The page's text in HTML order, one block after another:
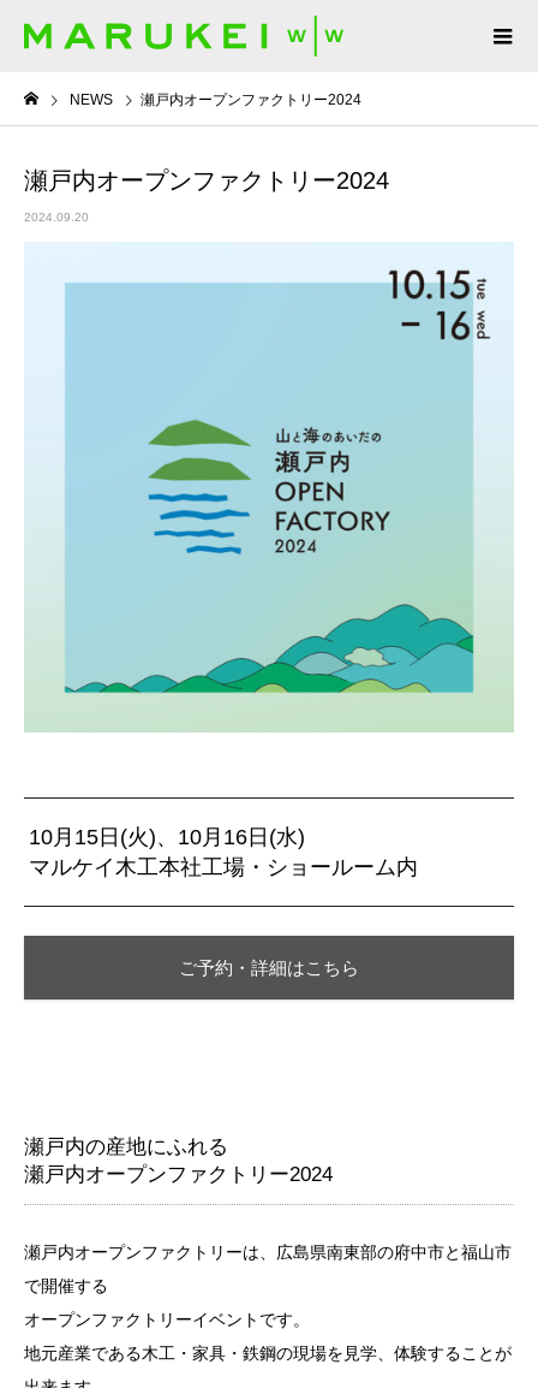
NEWS 瀬戸内オープンファクトリー2024
瀬戸内オープンファクトリー2024
2024.09.20
10月15日(火)、10月16日(水)
マルケイ木工本社工場・ショールーム内
ご予約・詳細はこちら
瀬戸内の産地にふれる
瀬戸内オープンファクトリー2024
瀬戸内オープンファクトリーは、広島県南東部の府中市と福山市
で開催する
オープンファクトリーイベントです。
地元産業である木工・家具・鉄鋼の現場を見学、体験することが